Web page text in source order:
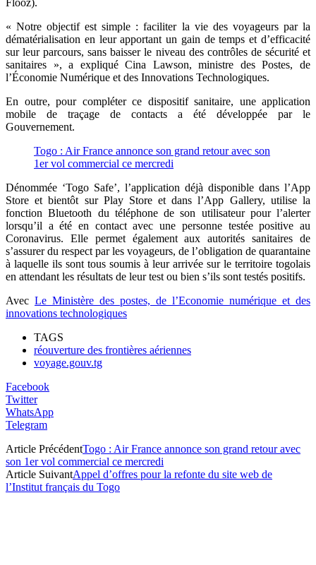
« Notre objectif est simple : faciliter la vie des voyageurs par la
dématérialisation en leur apportant un gain de temps et d’efficacité
sur leur parcours, sans baisser le niveau des contrôles de sécurité et
sanitaires », a expliqué Cina Lawson, ministre des Postes, de
l’Économie Numérique et des Innovations Technologiques.
En outre, pour compléter ce dispositif sanitaire, une application
mobile de traçage de contacts a été développée par le
Gouvernement.
Togo : Air France annonce son grand retour avec son
1er vol commercial ce mercredi
Dénommée ‘Togo Safe’, l’application déjà disponible dans l’App
Store et bientôt sur Play Store et dans l’App Gallery, utilise la
fonction Bluetooth du téléphone de son utilisateur pour l’alerter
lorsqu’il a été en contact avec une personne testée positive au
Coronavirus. Elle permet également aux autorités sanitaires de
s’assurer du respect par les voyageurs, de l’obligation de quarantaine
à laquelle ils sont tous soumis à leur arrivée sur le territoire togolais
en attendant les résultats de leur test ou bien s’ils sont testés positifs.
Avec Le Ministère des postes, de l’Economie numérique et des
innovations technologiques
TAGS
réouverture des frontières aériennes
voyage.gouv.tg
Facebook
Twitter
WhatsApp
Telegram
Article PrécédentTogo : Air France annonce son grand retour avec
son 1er vol commercial ce mercredi
Article SuivantAppel d’offres pour la refonte du site web de
l’Institut français du Togo